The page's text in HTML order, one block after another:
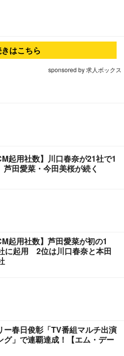
はこちら
sponsored by 求人ボックス
起用社数】川口春奈が21社で1
田愛菜・今田美桜が続く
起用社数】芦田愛菜が初の1
に起用 2位は川口春奈と本田
ー春日俊彰「TV番組マルチ出演
グ」で連覇達成！【エム・デー